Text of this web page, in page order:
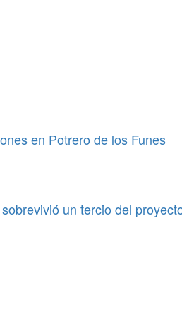
en Potrero de los Funes
un tercio del